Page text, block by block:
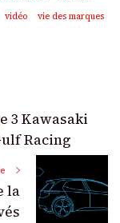
vidéo
vie des marques
3 Kawasaki
Racing
la